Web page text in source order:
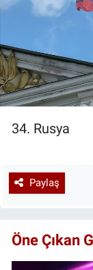
34. Rusya
Paylaş
Öne Çıkan